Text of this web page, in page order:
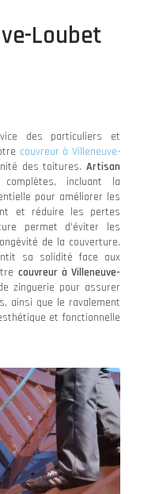
Loubet
des particuliers et
couvreur à Villeneuve-
des toitures.Artisan
incluant la
pour améliorer les
et réduire les pertes
permet d’éviter les
de la couverture.
sa solidité face aux
couvreur à Villeneuve-
zinguerie pour assurer
ainsi que le ravalement
et fonctionnelle